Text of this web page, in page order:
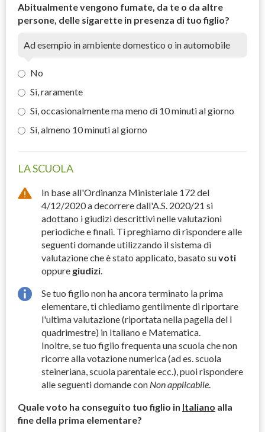
Abitualmente vengono fumate, da te o da altre
persone, delle sigarette in presenza di tuo figlio?
Ad esempio in ambiente domestico o in automobile
No
Sì, raramente
Sì, occasionalmente ma meno di 10 minuti al giorno
Sì, almeno 10 minuti al giorno
LA SCUOLA
In base all'Ordinanza Ministeriale 172 del
4/12/2020 a decorrere dall'A.S. 2020/21 si
adottano i giudizi descrittivi nelle valutazioni
periodiche e finali. Ti preghiamo di rispondere alle
seguenti domande utilizzando il sistema di
valutazione che è stato applicato, basato suvoti
oppure giudizi
Se tuo figlio non ha ancora terminato la prima
elementare, ti chiediamo gentilmente di riportare
l'ultima valutazione (riportata nella pagella del I
quadrimestre) in Italiano e Matematica.
Inoltre, se tuo figlio frequenta una scuola che non
ricorre alla votazione numerica (ad es. scuola
steineriana, scuola parentale ecc.), puoi rispondere
alle seguenti domande con Non applicabile
Quale voto ha conseguito tuo figlio in Italiano alla
fine della prima elementare?